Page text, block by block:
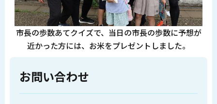
市長の歩数あてクイズで、当日の市長の歩数に予想が
近かった方には、お米をプレゼントしました。
お問い合わせ